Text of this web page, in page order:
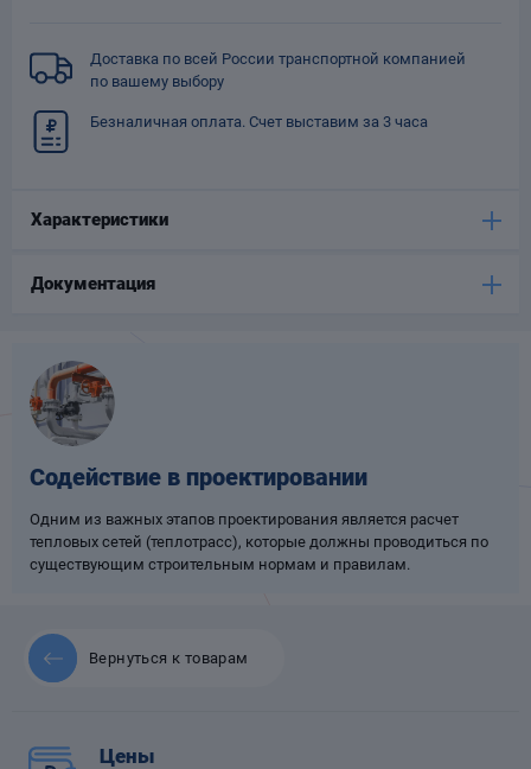
Доставка по всей России транспортной компанией
по вашему выбору
Безналичная оплата. Счет выставим за 3 часа
Характеристики
Документация
Содействие в проектировании
Одним из важных этапов проектирования является расчет
тепловых сетей (теплотрасс), которые должны проводиться по
существующим строительным нормам и правилам.
Вернуться к товарам
Цены
Фильтры для
Хомуты для труб